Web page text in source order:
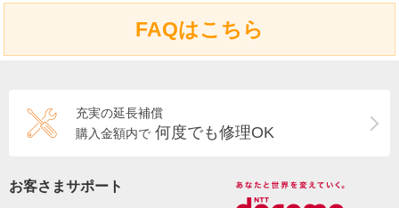
FAQはこちら
充実の延長補償
購入金額内で 何度でも修理OK
お客さまサポート